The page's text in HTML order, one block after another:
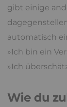
gibt einige
automatisch
»Ich bin ein
»Ich
Wie du